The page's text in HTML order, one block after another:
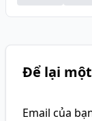
Để lại
Email của